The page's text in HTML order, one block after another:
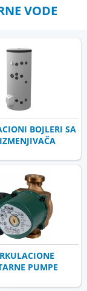
VODE
BOJLERI SA
PUMPE